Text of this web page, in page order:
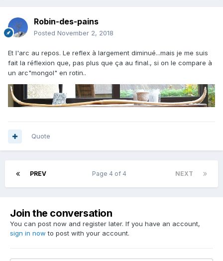
Robin-des-pains
Posted November 2, 2018
Et l'arc au repos. Le reflex à largement diminué...mais je me suis
fait la réflexion que, pas plus que ça au final., si on le compare à
un arc"mongol" en rotin..
Quote
PREV NEXT
Page 4 of 4
Join the conversation
You can post now and register later. If you have an account,
sign in now to post with your account.